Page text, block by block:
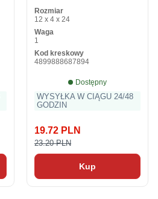
Rozmiar
12 x 4 x 24
Waga
1
Kod kreskowy
4899888687894
Dostępny
WYSYŁKA W CIĄGU 24/48
GODZIN
19.72 PLN
23.20 PLN
Kup